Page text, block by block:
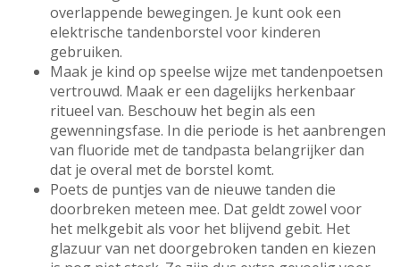
overlappende bewegingen. Je kunt ook een
elektrische tandenborstel voor kinderen
gebruiken.
Maak je kind op speelse wijze met tandenpoetsen
vertrouwd. Maak er een dagelijks herkenbaar
ritueel van. Beschouw het begin als een
gewenningsfase. In die periode is het aanbrengen
van fluoride met de tandpasta belangrijker dan
dat je overal met de borstel komt.
Poets de puntjes van de nieuwe tanden die
doorbreken meteen mee. Dat geldt zowel voor
het melkgebit als voor het blijvend gebit. Het
glazuur van net doorgebroken tanden en kiezen